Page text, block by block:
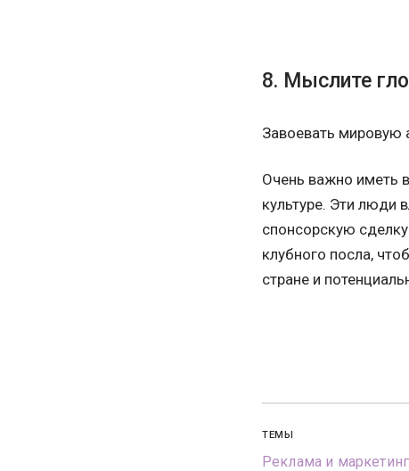
8. Мыслите
Завоевать мировую
Очень важно иметь
культуре. Эти люди
спонсорскую
клубного посла,
стране и
ТЕМЫ
Реклама и маркетинг